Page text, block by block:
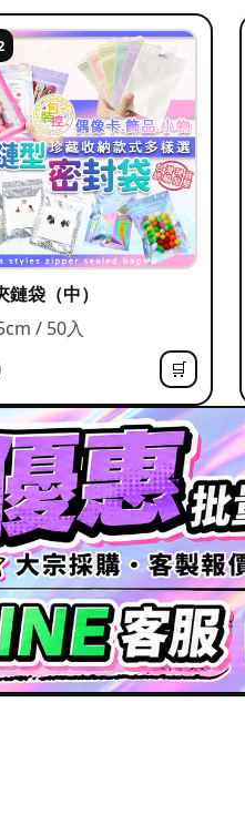
鏈袋（中）
/ 50入
🛒